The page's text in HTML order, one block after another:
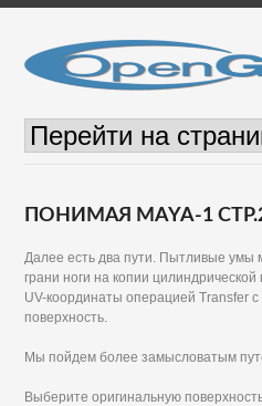
ПОНИМАЯ MAYA-1
Далее есть два пути. Пытливые умы
грани ноги на копии
UV-координаты операцией Transfer
поверхность.
Мы пойдем более замысловатым
Выберите оригинальную